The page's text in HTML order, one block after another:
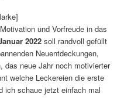
und Vorfreude in das
2022 soll randvoll gefüllt
Neuentdeckungen,
das neue Jahr noch motivierter
welche Leckereien die erste
ich schaue jetzt einfach mal